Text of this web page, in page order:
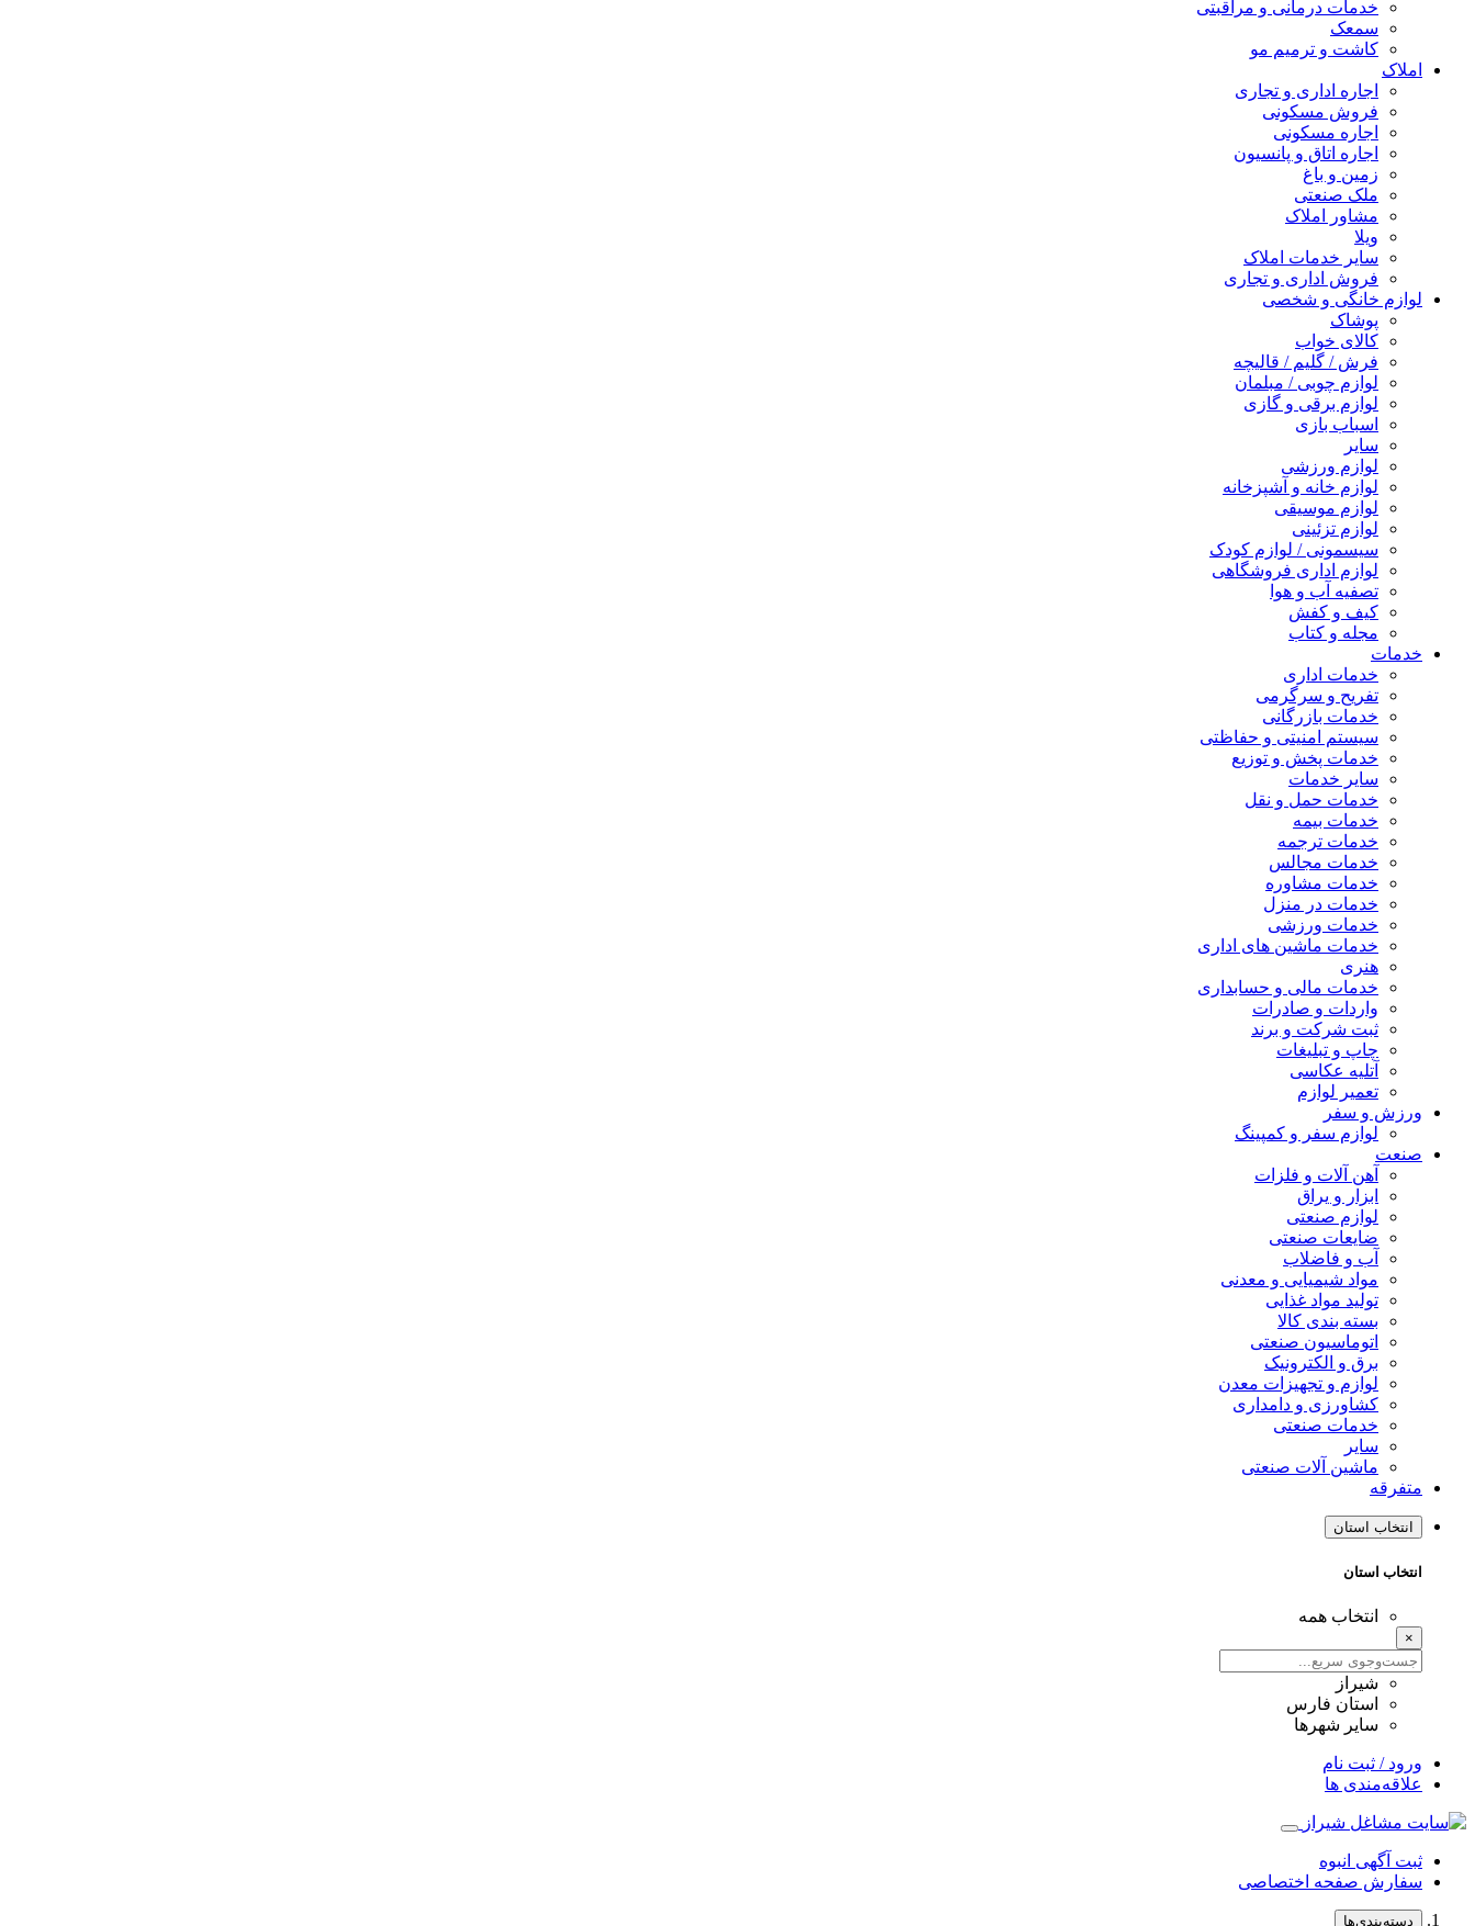
خدمات درمانی و مراقبتی
سمعک
کاشت و ترمیم مو
املاک
اجاره اداری و تجاری
فروش مسکونی
اجاره مسکونی
اجاره اتاق و پانسیون
زمین و باغ
ملک صنعتی
مشاور املاک
ویلا
سایر خدمات املاک
فروش اداری و تجاری
لوازم خانگی و شخصی
پوشاک
کالای خواب
فرش / گلیم / قالیچه
لوازم چوبی / مبلمان
لوازم برقی و گازی
اسباب بازی
سایر
لوازم ورزشی
لوازم خانه و آشپزخانه
لوازم موسیقی
لوازم تزئینی
سیسمونی / لوازم کودک
لوازم اداری فروشگاهی
تصفیه آب و هوا
کیف و کفش
مجله و کتاب
خدمات
خدمات اداری
تفریح و سرگرمی
خدمات بازرگانی
سیستم امنیتی و حفاظتی
خدمات پخش و توزیع
سایر خدمات
خدمات حمل و نقل
خدمات بیمه
خدمات ترجمه
خدمات مجالس
خدمات مشاوره
خدمات در منزل
خدمات ورزشی
خدمات ماشین های اداری
هنری
خدمات مالی و حسابداری
واردات و صادرات
ثبت شرکت و برند
چاپ و تبلیغات
آتلیه عکاسی
تعمیر لوازم
ورزش و سفر
لوازم سفر و کمپینگ
صنعت
آهن آلات و فلزات
ابزار و یراق
لوازم صنعتی
ضایعات صنعتی
آب و فاضلاب
مواد شیمیایی و معدنی
تولید مواد غذایی
بسته بندی کالا
اتوماسیون صنعتی
برق و الکترونیک
لوازم و تجهیزات معدن
کشاورزی و دامداری
خدمات صنعتی
سایر
ماشین آلات صنعتی
متفرقه
انتخاب استان
انتخاب استان
انتخاب همه
×
شیراز
استان فارس
سایر شهرها
ورود / ثبت نام
علاقه‌مندی ها
ثبت آگهی انبوه
سفارش صفحه اختصاصی
دسته‌بندی‌ها